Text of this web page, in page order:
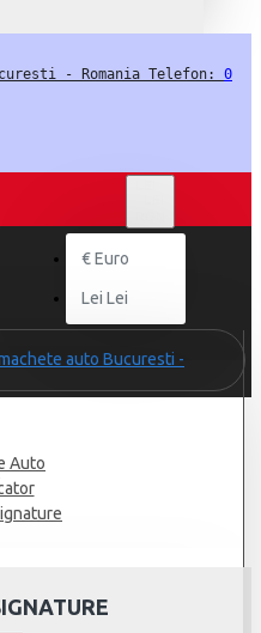
- Romania Telefon: 0
€Euro
Lei Lei
Auto